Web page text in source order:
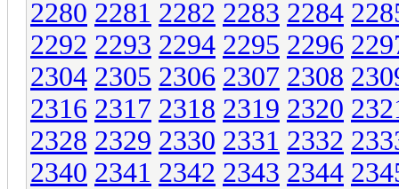
2280 2281 2282 2283 2284
2292 2293 2294 2295 2296
2304 2305 2306 2307 2308
2316 2317 2318 2319 2320
2328 2329 2330 2331 2332
2340 2341 2342 2343 2344